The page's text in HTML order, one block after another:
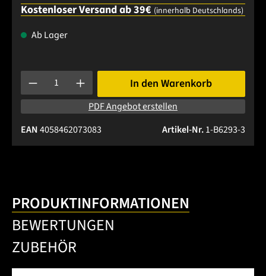
Kostenloser Versand ab 39€ (innerhalb Deutschlands)
Ab Lager
Produkt Anzahl: Gib den gewünschten Wert ein oder
In den Warenkorb
PDF Angebot erstellen
Artikel-Nr.1-B6293-3
EAN4058462073083
PRODUKTINFORMATIONEN
BEWERTUNGEN
ZUBEHÖR